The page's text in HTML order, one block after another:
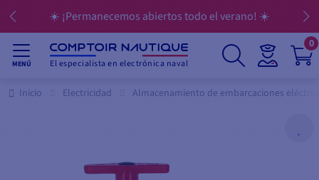
☀️ ¡Permanecemos abiertos todo el verano! ☀️
MENÚ El especialista en electrónica naval
0
Inicio Electricidad Almacenamiento de embarcaciones